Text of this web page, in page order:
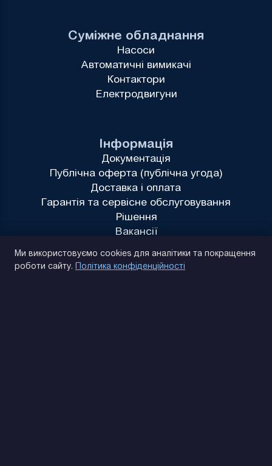
Інформація
Документація
Публічна оферта (публічна угода)
Доставка і оплата
Гарантія та сервісне обслуговування
Рішення
Вакансії
Суміжне обладнання
Насоси
Автоматичні вимикачі
Контактори
Електродвигуни
Ми використовуємо cookies для аналітики та покращення
роботи сайту. Політика конфіденційності